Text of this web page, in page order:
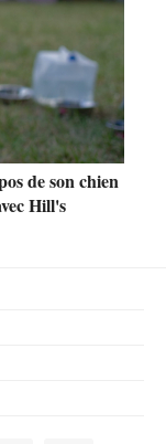
de son chien
Hill's